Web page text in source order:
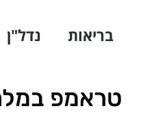
בריאות נדל"ן
טראמפ